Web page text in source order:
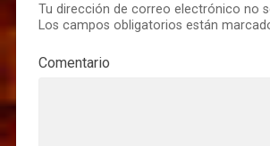
Tu dirección de correo electrónico no
Los campos obligatorios están
Comentario